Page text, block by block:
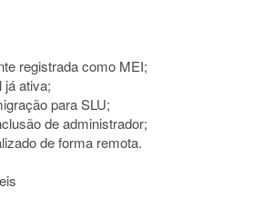
registrada como MEI;
já ativa;
para SLU;
de administrador;
de forma remota.